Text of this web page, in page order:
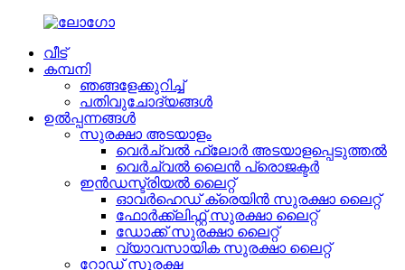
വീട്
കമ്പനി
ഞങ്ങളേക്കുറിച്ച്
പതിവുചോദ്യങ്ങൾ
ഉൽപ്പന്നങ്ങൾ
സുരക്ഷാ അടയാളം
വെർച്വൽ ഫ്ലോർ അടയാളപ്പെടുത്തൽ
വെർച്വൽ ലൈൻ പ്രൊജക്ടർ
ഇൻഡസ്ട്രിയൽ ലൈറ്റ്
ഓവർഹെഡ് ക്രെയിൻ സുരക്ഷാ ലൈറ്റ്
ഫോർക്ക്ലിഫ്റ്റ് സുരക്ഷാ ലൈറ്റ്
ഡോക്ക് സുരക്ഷാ ലൈറ്റ്
വ്യാവസായിക സുരക്ഷാ ലൈറ്റ്
റോഡ് സുരക്ഷ